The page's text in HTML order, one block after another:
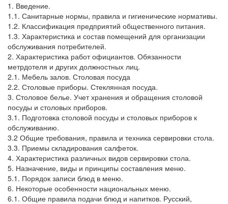
1. Введение.
1.1. Санитарные нормы, правила и гигиенические нормативы.
1.2. Классификация предприятий общественного питания.
1.3. Характеристика и состав помещений для организации
обслуживания потребителей.
2. Характеристика работ официантов. Обязанности
метрдотеля и других должностных лиц.
2.1. Мебель залов. Столовая посуда
2.2. Столовые приборы. Стеклянная посуда.
3. Столовое белье. Учет хранения и обращения столовой
посуды и столовых приборов.
3.1. Подготовка столовой посуды и столовых приборов к
обслуживанию.
3.2 Общие требования, правила и техника сервировки стола.
3.3. Приемы складирования салфеток.
4. Характеристика различных видов сервировки стола.
5. Назначение, виды и принципы составления меню.
5.1. Порядок записи блюд в меню.
6. Некоторые особенности национальных меню.
6.1. Общие правила подачи блюд и напитков. Русский,